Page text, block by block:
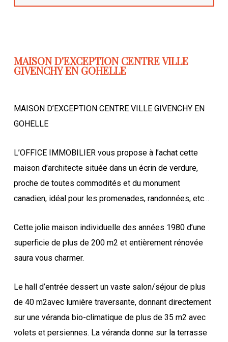
MAISON D'EXCEPTION CENTRE VILLE
GIVENCHY EN GOHELLE
MAISON D’EXCEPTION CENTRE VILLE GIVENCHY EN
GOHELLE
L’OFFICE IMMOBILIER vous propose à l’achat cette
maison d’architecte située dans un écrin de verdure,
proche de toutes commodités et du monument
canadien, idéal pour les promenades, randonnées, etc…
Cette jolie maison individuelle des années 1980 d’une
superficie de plus de 200 m2 et entièrement rénovée
saura vous charmer.
Le hall d’entrée dessert un vaste salon/séjour de plus
de 40 m2avec lumière traversante, donnant directement
sur une véranda bio-climatique de plus de 35 m2 avec
volets et persiennes. La véranda donne sur la terrasse